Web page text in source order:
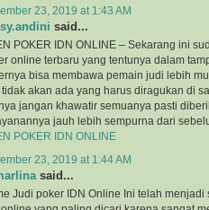
23, 2019 at 1:43 AM
said...
POKER IDN ONLINE – Sekarang ini
online terbaru yang tentunya dalam
bisa membawa pemain judi lebih
akan ada yang harus diragukan di
jangan khawatir semuanya pasti
jauh lebih sempurna dari
POKER IDN ONLINE
23, 2019 at 1:44 AM
said...
Judi poker IDN Online Ini telah menjadi